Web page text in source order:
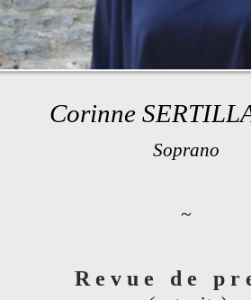
Corinne
Soprano
~
R e v u e d e p r